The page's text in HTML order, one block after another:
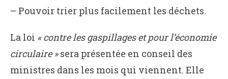
– Pouvoir trier plus facilement les déchets.
La loi « contre les gaspillages et pour l’économie
circulaire »sera présentée en conseil des
ministres dans les mois qui viennent. Elle